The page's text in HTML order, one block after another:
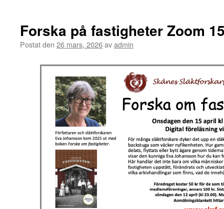
Forska på fastigheter Zoom
Postat den 26 mars, 2026avadmin